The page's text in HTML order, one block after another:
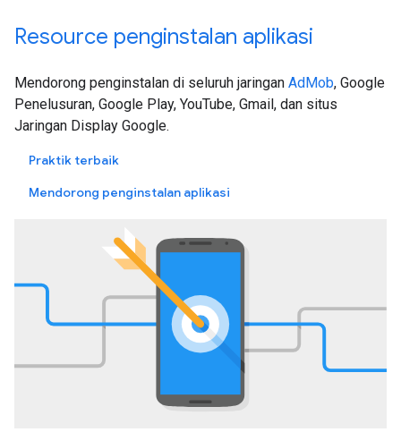
Resource penginstalan aplikasi
Mendorong penginstalan di seluruh jaringan AdMob, Google
Penelusuran, Google Play, YouTube, Gmail, dan situs
Jaringan Display Google.
Praktik terbaik
Mendorong penginstalan aplikasi